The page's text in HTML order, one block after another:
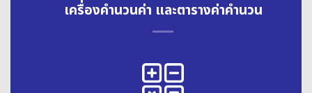
เครื่องคำนวนค่า และตารางค่าคำนวน